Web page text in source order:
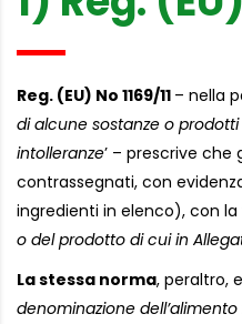
Reg. (EU) No 1169/11 – nella
di alcune sostanze o
intolleranze’ – prescrive
contrassegnati, con
ingredienti in elenco), con la
o del prodotto di cui in
La stessa norma, peraltro,
denominazione